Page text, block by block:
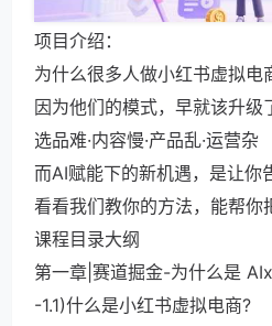
项目介绍：
为什么很多人做小红书虚拟电
因为他们的模式，早就该升级
选品难·内容慢·产品乱·运营杂
而AI赋能下的新机遇，是让你
看看我们教你的方法，能帮你
课程目录大纲
第一章|赛道掘金-为什么是
-1.1)什么是小红书虚拟电商?